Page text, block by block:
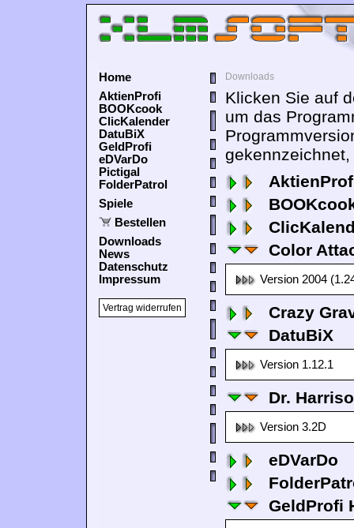
Home
AktienProfi
BOOKcook
ClicKalender
DatuBiX
GeldProfi
eDVarDo
Pictigal
FolderPatrol
Spiele
Bestellen
Downloads
News
Datenschutz
Impressum
Vertrag widerrufen
Downloads
Klicken Sie auf
um das
Color
Version 2004
Crazy
DatuBiX
Version 1.12.1
Dr.
Version 3.2D
eDVarDo
GeldProfi